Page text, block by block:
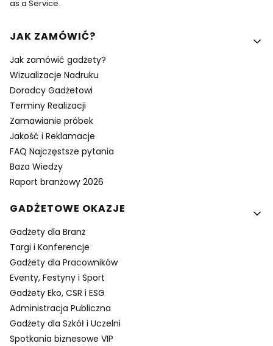
as a Service.
Linki w stopce
JAK ZAMÓWIĆ?
Jak zamówić gadżety?
Wizualizacje Nadruku
Doradcy Gadżetowi
Terminy Realizacji
Zamawianie próbek
Jakość i Reklamacje
FAQ Najczęstsze pytania
Baza Wiedzy
Raport branżowy 2026
GADŻETOWE OKAZJE
Gadżety dla Branż
Targi i Konferencje
Gadżety dla Pracowników
Eventy, Festyny i Sport
Gadżety Eko, CSR i ESG
Administracja Publiczna
Gadżety dla Szkół i Uczelni
Spotkania biznesowe VIP